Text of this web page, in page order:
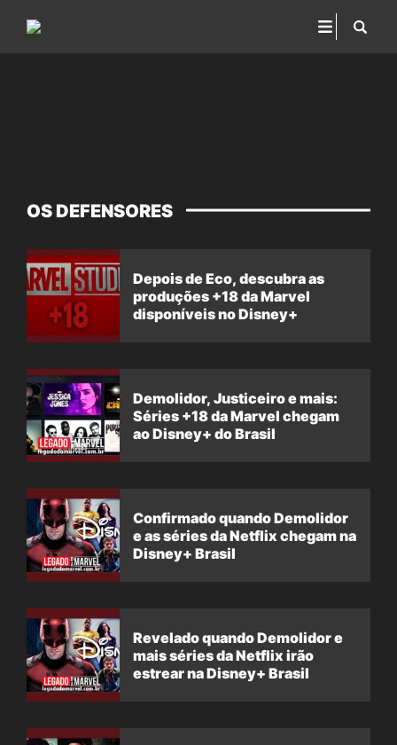
OS DEFENSORES
Depois de Eco, descubra as
produções +18 da Marvel
disponíveis no Disney+
Demolidor, Justiceiro e mais:
Séries +18 da Marvel chegam
ao Disney+ do Brasil
Confirmado quando Demolidor
e as séries da Netflix chegam na
Disney+ Brasil
Revelado quando Demolidor e
mais séries da Netflix irão
estrear na Disney+ Brasil